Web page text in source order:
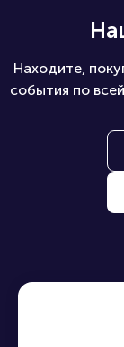
Находите,
события по